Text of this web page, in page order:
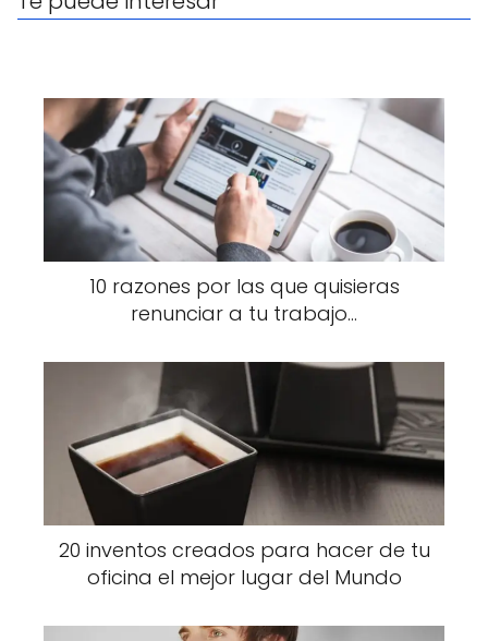
10 razones por las que quisieras
renunciar a tu trabajo...
20 inventos creados para hacer de tu
oficina el mejor lugar del Mundo